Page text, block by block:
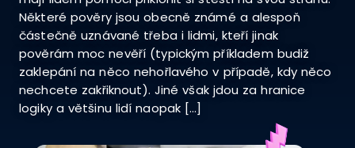
Některé pověry jsou obecně známé a alespoň
částečně uznávané třeba i lidmi, kteří jinak
pověrám moc nevěří (typickým příkladem budiž
zaklepání na něco nehořlavého v případě, kdy něco
nechcete zakřiknout). Jiné však jdou za hranice
logiky a většinu lidí naopak […]